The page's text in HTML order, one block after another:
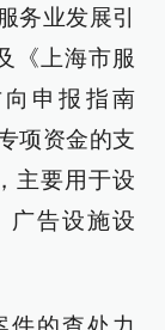
务业发展引
《上海市服
申报指南
项资金的支
主要用于设
广告设施设